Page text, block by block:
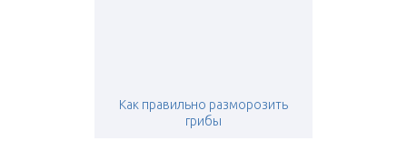
Как правильно разморозить
грибы